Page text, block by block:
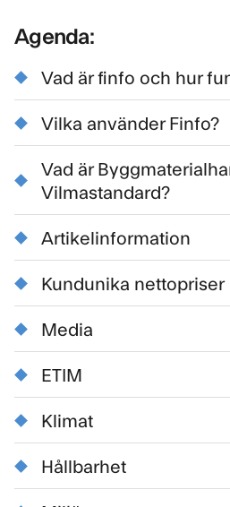
Agenda:
Vad är finfo och hur
Vilka använder Finfo?
Vad är
Vilmastandard?
Artikelinformation
Kundunika nettopriser
Media
ETIM
Klimat
Hållbarhet